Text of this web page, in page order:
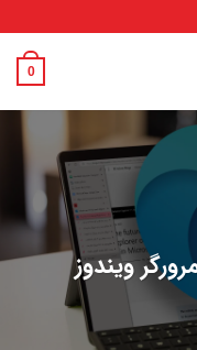
0
ویندوز